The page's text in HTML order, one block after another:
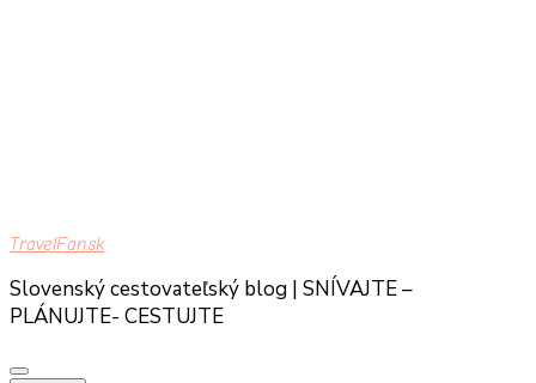
TravelFan.sk
Slovenský cestovateľský blog | SNÍVAJTE –
PLÁNUJTE- CESTUJTE